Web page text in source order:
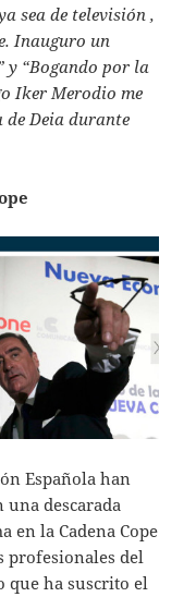
sea de televisión ,
Inauguro un
y “Bogando por la
Iker Merodio me
de Deia durante
Española han
una descarada
en la Cadena Cope
profesionales del
que ha suscrito el